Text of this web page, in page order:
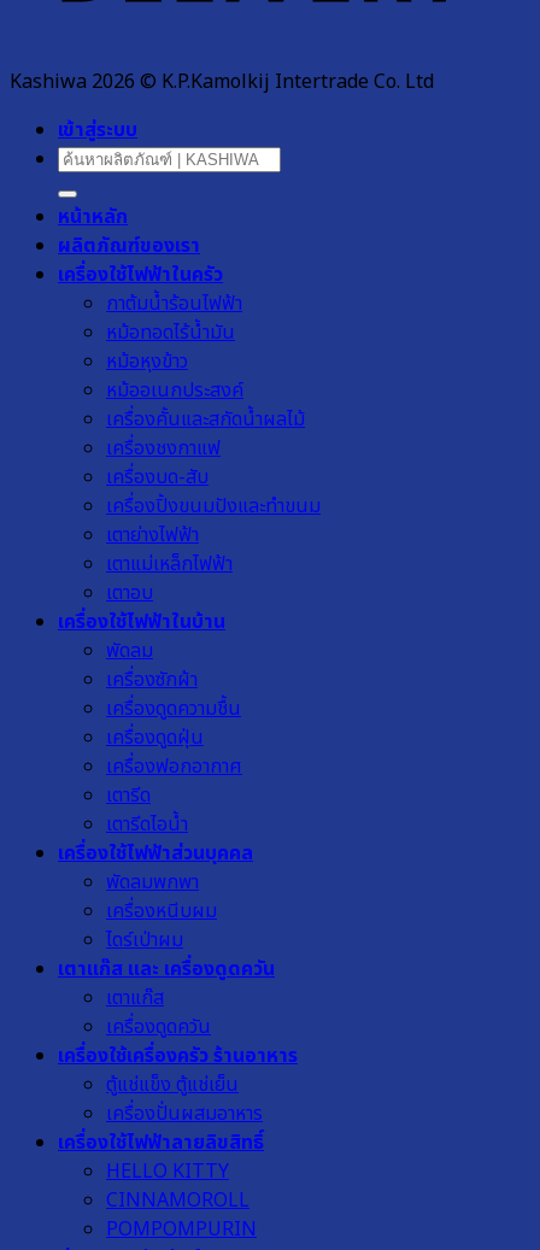
Kashiwa 2026 © K.P.Kamolkij Intertrade Co. Ltd
เข้าสู่ระบบ
ค้นหา:
หน้าหลัก
ผลิตภัณฑ์ของเรา
เครื่องใช้ไฟฟ้าในครัว
กาต้มน้ำร้อนไฟฟ้า
หม้อทอดไร้น้ำมัน
หม้อหุงข้าว
หม้ออเนกประสงค์
เครื่องคั้นและสกัดน้ำผลไม้
เครื่องชงกาแฟ
เครื่องบด-สับ
เครื่องปิ้งขนมปังและทำขนม
เตาย่างไฟฟ้า
เตาแม่เหล็กไฟฟ้า
เตาอบ
เครื่องใช้ไฟฟ้าในบ้าน
พัดลม
เครื่องซักผ้า
เครื่องดูดความชื้น
เครื่องดูดฝุ่น
เครื่องฟอกอากาศ
เตารีด
เตารีดไอน้ำ
เครื่องใช้ไฟฟ้าส่วนบุคคล
พัดลมพกพา
เครื่องหนีบผม
ไดร์เป่าผม
เตาแก๊ส และ เครื่องดูดควัน
เตาแก๊ส
เครื่องดูดควัน
เครื่องใช้เครื่องครัว ร้านอาหาร
ตู้แช่แข็ง ตู้แช่เย็น
เครื่องปั่นผสมอาหาร
เครื่องใช้ไฟฟ้าลายลิขสิทธิ์
HELLO KITTY
CINNAMOROLL
POMPOMPURIN